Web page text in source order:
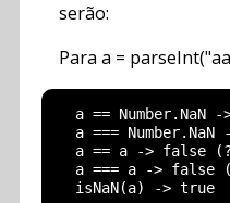
serão:
Para a =
a == Number.NaN -
a === Number.NaN
a == a -> false
a === a -> false